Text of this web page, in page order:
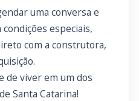
uma conversa e
especiais,
com a construtora,
de viver em um dos
Santa Catarina!